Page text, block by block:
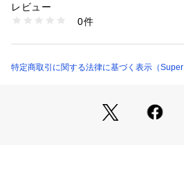
快適に履いていただけます。TELIC
まに、カジュアルでさりげない厚み
ンガーフリー」は、母指球と指の間
チ凸意匠を配置することで踏み込み
商品番号：
10856247601 （ショップ）
レビュー
0件
特定商取引に関する法律に基づく表示（Super